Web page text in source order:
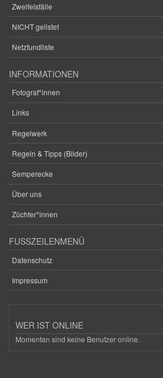
Zweifelsfälle
NICHT gelistet
Netzfundliste
INFORMATIONEN
Fotograf*innen
Links
Regelwerk
Regeln & Tipps (Bilder)
Semperecke
Über uns
Züchter*innen
FUSSZEILENMENÜ
Datenschutz
Impressum
WER IST ONLINE
Momentan sind keine Benutzer online.